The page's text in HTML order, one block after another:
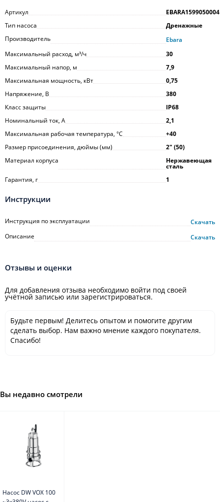
Артикул
EBARA1599050004
Тип насоса
Дренажные
Производитель
Ebara
Максимальный расход, м³/ч
30
Максимальный напор, м
7,9
Максимальная мощность, кВт
0,75
Напряжение, В
380
Класс защиты
IP68
Номинальный ток, А
2,1
Максимальная рабочая температура, °С
+40
Размер присоединения, дюймы (мм)
2ʺ (50)
Материал корпуса
Нержавеющая
сталь
Гарантия, г
1
Инструкции
Инструкция по эксплуатации
Скачать
Описание
Скачать
Отзывы и оценки
Для добавления отзыва необходимо войти под своей
учётной записью или зарегистрироваться.
Будьте первым! Делитесь опытом и помогите другим
сделать выбор. Нам важно мнение каждого покупателя.
Спасибо!
Вы недавно смотрели
Насос DW VOX 100